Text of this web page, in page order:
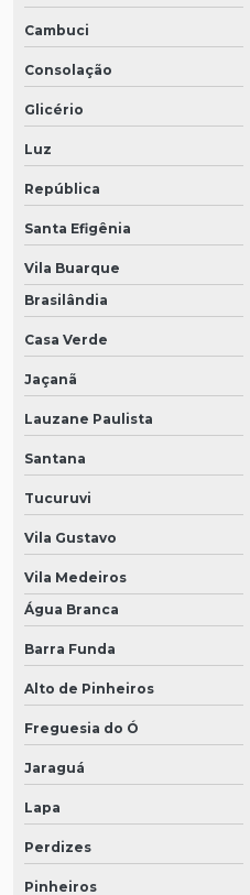
Cambuci
Consolação
Glicério
Luz
República
Santa Efigênia
Vila Buarque
Brasilândia
Casa Verde
Jaçanã
Lauzane Paulista
Santana
Tucuruvi
Vila Gustavo
Vila Medeiros
Água Branca
Barra Funda
Alto de Pinheiros
Freguesia do Ó
Jaraguá
Lapa
Perdizes
Pinheiros